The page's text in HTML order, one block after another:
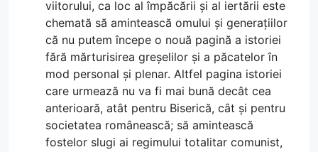
viitorului, ca loc al împăcării și al iertării este
chemată să amintească omului și generațiilor
că nu putem începe o nouă pagină a istoriei
fără mărturisirea greșelilor și a păcatelor în
mod personal și plenar. Altfel pagina istoriei
care urmează nu va fi mai bună decât cea
anterioară, atât pentru Biserică, cât și pentru
societatea românească; să amintească
fostelor slugi ai regimului totalitar comunist,